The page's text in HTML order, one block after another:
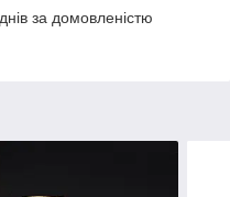
за домовленістю